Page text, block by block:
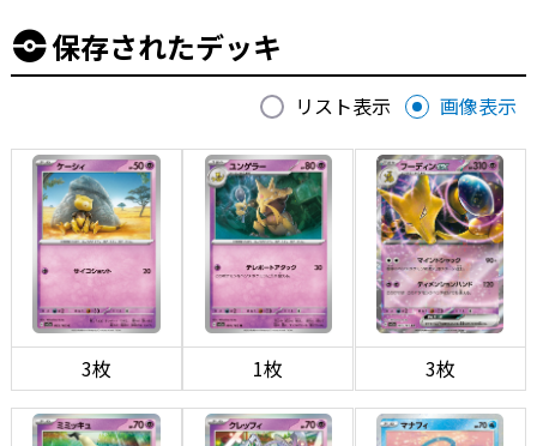
保存されたデッキ
リスト表示 画像表示
3枚 1枚 3枚